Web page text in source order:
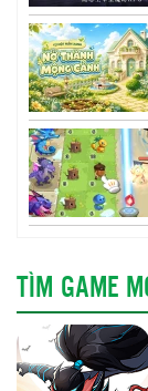
TÌM GAME